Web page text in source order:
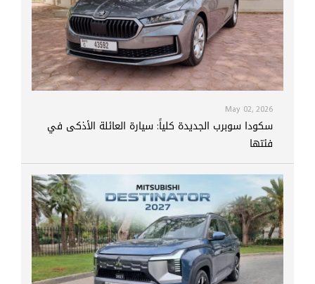
May 02, 2026
سكودا سوبرب الجديدة كلياً: سيارة العائلة الأذكى في
فئتها